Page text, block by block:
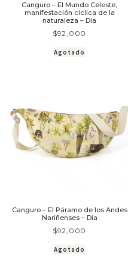
Canguro – El Mundo Celeste,
manifestación cíclica de la
naturaleza – Día
$92,000
Agotado
Canguro – El Páramo de los Andes
Nariñenses – Día
$92,000
Agotado